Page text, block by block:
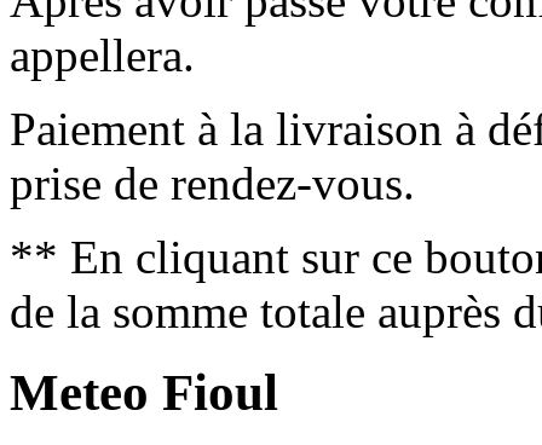
appellera.
Paiement à la livraison à
prise de rendez-vous.
** En cliquant sur ce
de la somme totale auprès
Meteo Fioul